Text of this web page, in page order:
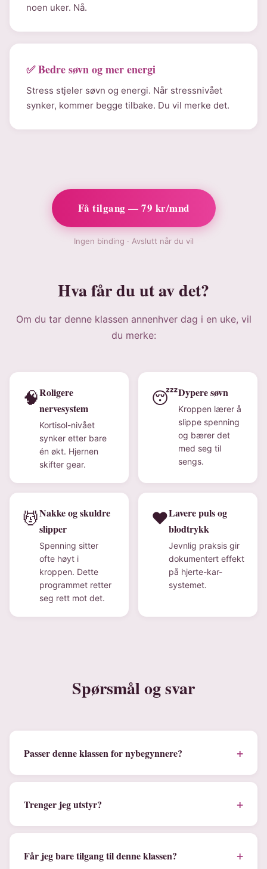
noen uker. Nå.
✅ Bedre søvn og mer energi
Stress stjeler søvn og energi. Når stressnivået
synker, kommer begge tilbake. Du vil merke det.
Få tilgang — 79 kr/mnd
Ingen binding · Avslutt når du vil
Hva får du ut av det?
Om du tar denne klassen annenhver dag i en uke, vil
du merke:
🧠Roligere
nervesystem
Kortisol-nivået
synker etter bare
én økt. Hjernen
skifter gear.
😴Dypere søvn
Kroppen lærer å
slippe spenning
og bærer det
med seg til
sengs.
💆Nakke og skuldre
slipper
Spenning sitter
ofte høyt i
kroppen. Dette
programmet retter
seg rett mot det.
❤️Lavere puls og
blodtrykk
Jevnlig praksis gir
dokumentert effekt
på hjerte-kar-
systemet.
Spørsmål og svar
Passer denne klassen for nybegynnere? +
Trenger jeg utstyr? +
Får jeg bare tilgang til denne klassen? +